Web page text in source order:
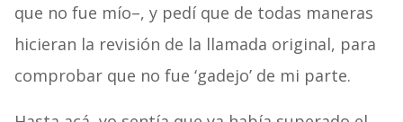
que no fue mío–, y pedí que de todas maneras
hicieran la revisión de la llamada original, para
comprobar que no fue ‘gadejo’ de mi parte.